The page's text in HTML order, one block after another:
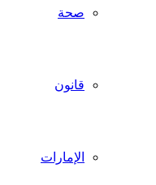
صحة
قانون
الإمارات